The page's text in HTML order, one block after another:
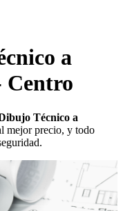
a
Centro
Técnico a
mejor precio, y todo